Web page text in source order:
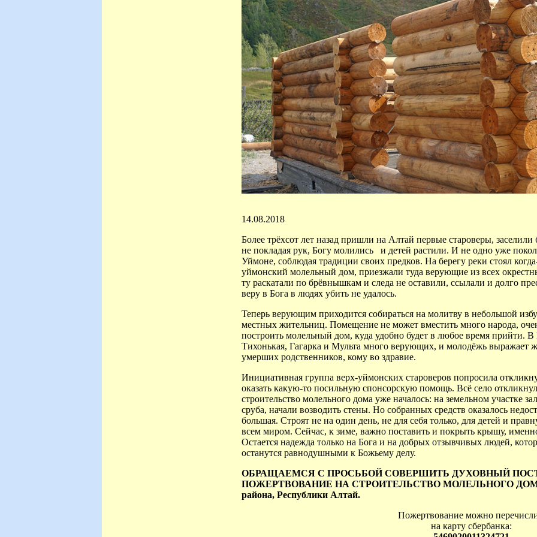
14.08.2018
Более трёхсот лет назад пришли на Алтай первые староверы,
не покладая рук, Богу молились и детей растили. И не одно уже
Уймоне, соблюдая традиции своих предков. На берегу реки стоял
уймонский молельный дом, приезжали туда верующие из всех
ту раскатали по брёвнышкам и следа не оставили, ссылали и долго
веру в Бога в людях убить не удалось.
Теперь верующим приходится собираться на молитву в небольшой
местных жительниц. Помещение не может вместить много народа,
построить молельный дом, куда удобно будет в любое время прийти.
Тихонькая, Гагарка и Мульта много верующих, и молодёжь выражает
умерших родственников, кому во здравие.
Инициативная группа верх-уймонских староверов попросила
оказать какую-то посильную спонсорскую помощь. Всё село
строительство молельного дома уже началось: на земельном участке
сруба, начали возводить стены. Но собранных средств оказалось
большая. Строят не на один день, не для себя только, для детей и
всем миром. Сейчас, к зиме, важно поставить и покрыть крышу,
Остается надежда только на Бога и на добрых отзывчивых людей,
останутся равнодушными к Божьему делу.
ОБРАЩАЕМСЯ С ПРОСЬБОЙ СОВЕРШИТЬ ДУХОВНЫЙ
ПОЖЕРТВОВАНИЕ НА СТРОИТЕЛЬСТВО МОЛЕЛЬНОГО ДОМА в
района, Республики Алтай.
Пожертвование можно
на карту сбербанка: